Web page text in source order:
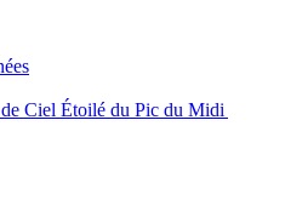
Ciel Étoilé du Pic du Midi